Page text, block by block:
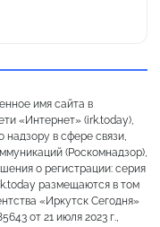
имя сайта в
«Интернет» (irk.today),
в сфере связи,
(Роскомнадзор),
о регистрации: серия
размещаются в том
«Иркутск Сегодня»
от 21 июля 2023 г.,